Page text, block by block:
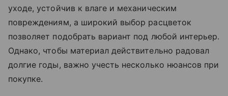
уходе, устойчив к влаге и механическим
повреждениям, а широкий выбор расцветок
позволяет подобрать вариант под любой интерьер.
Однако, чтобы материал действительно радовал
долгие годы, важно учесть несколько нюансов при
покупке.